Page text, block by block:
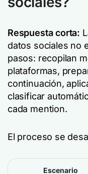
Respuesta corta:
datos sociales no
pasos: recopilan
plataformas,
continuación,
clasificar
cada mention.
El proceso se
Escenario